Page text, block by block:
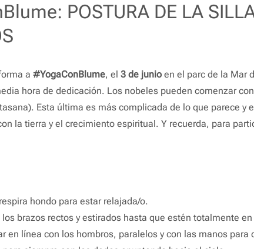
POSTURA DE LA
a #YogaConBlume, el 3 de junio en el parc de la Mar
hora de dedicación. Los nobeles pueden comenzar
Esta última es más complicada de lo que parece
la tierra y el crecimiento espiritual. Y recuerda, para
hondo para estar relajada/o.
los brazos rectos y estirados hasta que estén totalmente
en línea con los hombros, paralelos y con las manos para